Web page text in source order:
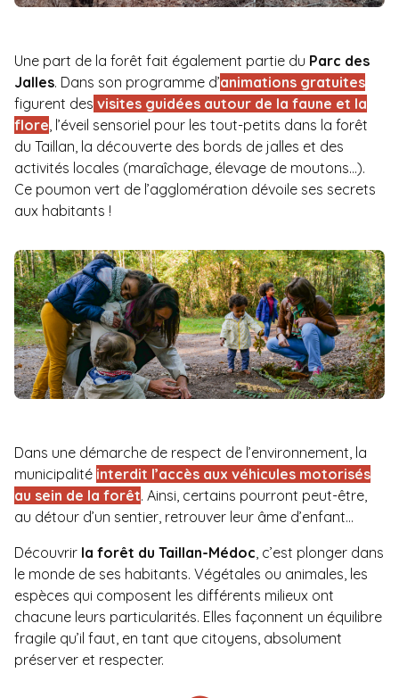
Une part de la forêt fait également partie du Parc des
Jalles. Dans son programme d’animations gratuites
figurent des visites guidées autour de la faune et la
flore, l’éveil sensoriel pour les tout-petits dans la forêt
du Taillan, la découverte des bords de jalles et des
activités locales (maraîchage, élevage de moutons…).
Ce poumon vert de l’agglomération dévoile ses secrets
aux habitants !
Dans une démarche de respect de l’environnement, la
municipalité interdit l’accès aux véhicules motorisés
au sein de la forêt. Ainsi, certains pourront peut-­être,
au détour d’un sentier, retrouver leur âme d’enfant…
Découvrir la forêt du Taillan­-Médoc , c’est plonger dans
le monde de ses habitants. Végétales ou animales, les
espèces qui composent les différents milieux ont
chacune leurs particularités. Elles façonnent un équilibre
fragile qu’il faut, en tant que citoyens, absolument
préserver et respecter.